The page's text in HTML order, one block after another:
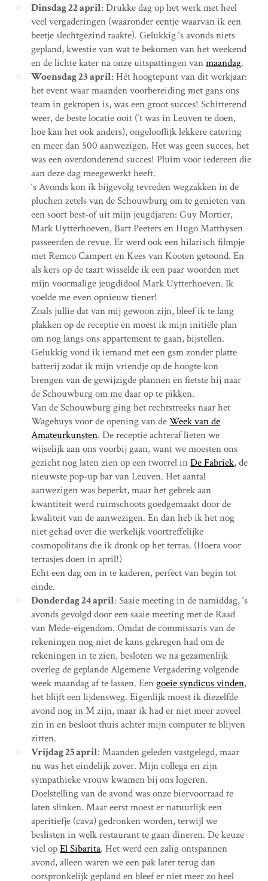
Dinsdag 22 april: Drukke dag op het werk met heel
veel vergaderingen (waaronder eentje waarvan ik een
beetje slechtgezind raakte). Gelukkig ‘s avonds niets
gepland, kwestie van wat te bekomen van het weekend
en de lichte kater na onze uitspattingen vanmaandag.
Woensdag 23 april: Hét hoogtepunt van dit werkjaar:
het event waar maanden voorbereiding met gans ons
team in gekropen is, was een groot succes! Schitterend
weer, de beste locatie ooit (‘t was in Leuven te doen,
hoe kan het ook anders), ongelooflijk lekkere catering
en meer dan 500 aanwezigen. Het was geen succes, het
was een overdonderend succes! Pluim voor iedereen die
aan deze dag meegewerkt heeft.
‘s Avonds kon ik bijgevolg tevreden wegzakken in de
pluchen zetels van de Schouwburg om te genieten van
een soort best-of uit mijn jeugdjaren: Guy Mortier,
Mark Uytterhoeven, Bart Peeters en Hugo Matthysen
passeerden de revue. Er werd ook een hilarisch filmpje
met Remco Campert en Kees van Kooten getoond. En
als kers op de taart wisselde ik een paar woorden met
mijn voormalige jeugdidool Mark Uytterhoeven. Ik
voelde me even opnieuw tiener!
Zoals jullie dat van mij gewoon zijn, bleef ik te lang
plakken op de receptie en moest ik mijn initiële plan
om nog langs ons appartement te gaan, bijstellen.
Gelukkig vond ik iemand met een gsm zonder platte
batterij zodat ik mijn vriendje op de hoogte kon
brengen van de gewijzigde plannen en fietste hij naar
de Schouwburg om me daar op te pikken.
Van de Schouwburg ging het rechtstreeks naar het
Wagehuys voor de opening van deWeek van de
Amateurkunsten. De receptie achteraf lieten we
wijselijk aan ons voorbij gaan, want we moesten ons
gezicht nog laten zien op een tworrel inDe Fabriek, de
nieuwste pop-up bar van Leuven. Het aantal
aanwezigen was beperkt, maar het gebrek aan
kwantiteit werd ruimschoots goedgemaakt door de
kwaliteit van de aanwezigen. En dan heb ik het nog
niet gehad over die werkelijk voortreffelijke
cosmopolitans die ik dronk op het terras. (Hoera voor
terrasjes doen in april!)
Echt een dag om in te kaderen, perfect van begin tot
einde.
Donderdag 24 april: Saaie meeting in de namiddag, ‘s
avonds gevolgd door een saaie meeting met de Raad
van Mede-eigendom. Omdat de commissaris van de
rekeningen nog niet de kans gekregen had om de
rekeningen in te zien, besloten we na gezamenlijk
overleg de geplande Algemene Vergadering volgende
week maandag af te lassen. Eengoeie syndicus vinden,
het blijft een lijdensweg. Eigenlijk moest ik diezelfde
avond nog in M zijn, maar ik had er niet meer zoveel
zin in en besloot thuis achter mijn computer te blijven
zitten.
Vrijdag 25 april: Maanden geleden vastgelegd, maar
nu was het eindelijk zover. Mijn collega en zijn
sympathieke vrouw kwamen bij ons logeren.
Doelstelling van de avond was onze biervoorraad te
laten slinken. Maar eerst moest er natuurlijk een
aperitiefje (cava) gedronken worden, terwijl we
beslisten in welk restaurant te gaan dineren. De keuze
viel opEl Sibarita. Het werd een zalig ontspannen
avond, alleen waren we een pak later terug dan
oorspronkelijk gepland en bleef er niet meer zo heel